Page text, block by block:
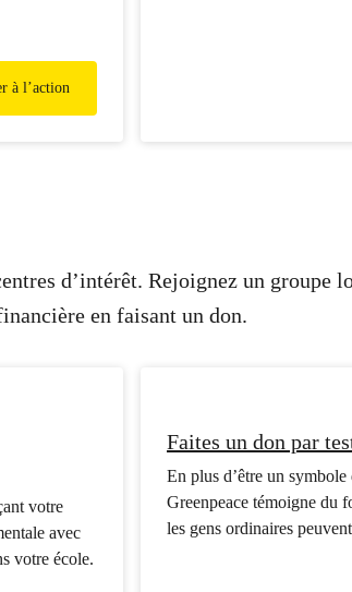
à l’action
d’intérêt. Rejoignez un groupe
en faisant un don.
votre
avec
votre école.
Faites un don par
En plus d’être un symbole
Greenpeace témoigne du
les gens ordinaires